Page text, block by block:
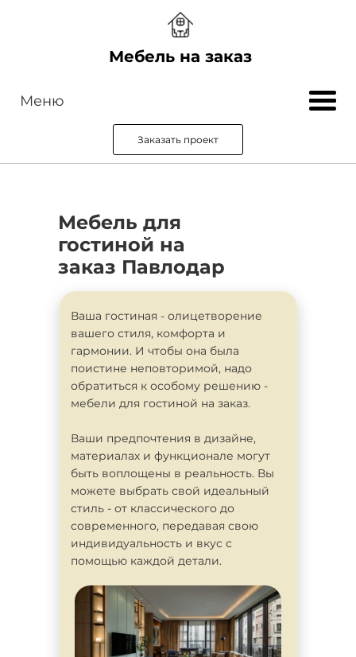
Мебель на заказ
Меню
Заказать проект
Мебель для
гостиной на
заказ Павлодар
Ваша гостиная - олицетворение
вашего стиля, комфорта и
гармонии. И чтобы она была
поистине неповторимой, надо
обратиться к особому решению -
мебели для гостиной на заказ.
Ваши предпочтения в дизайне,
материалах и функционале могут
быть воплощены в реальность. Вы
можете выбрать свой идеальный
стиль - от классического до
современного, передавая свою
индивидуальность и вкус с
помощью каждой детали.